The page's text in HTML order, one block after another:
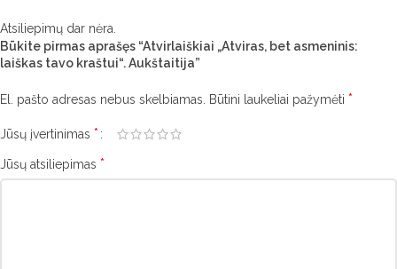
Atsiliepimų dar nėra.
Būkite pirmas aprašęs “Atvirlaiškiai „Atviras, bet asmeninis:
laiškas tavo kraštui“. Aukštaitija”
El. pašto adresas nebus skelbiamas. Būtini laukeliai pažymėti *
Jūsų įvertinimas *
Jūsų atsiliepimas *